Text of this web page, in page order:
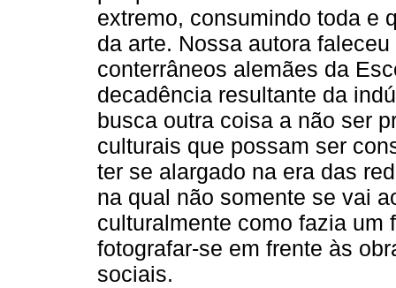
extremo, consumindo toda e
da arte. Nossa autora
conterrâneos alemães da
decadência resultante da
busca outra coisa a não ser
culturais que possam ser
ter se alargado na era das
na qual não somente se vai
culturalmente como fazia um
fotografar-se em frente às
sociais.